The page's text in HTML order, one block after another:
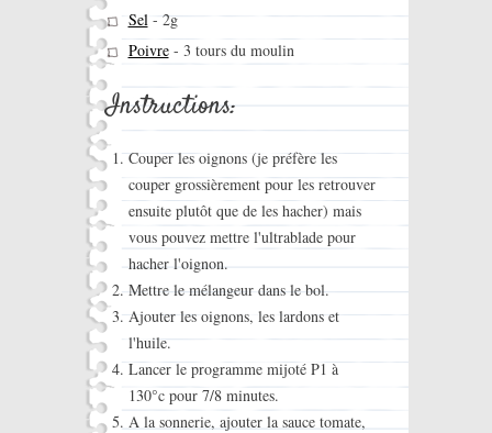
Sel- 2g
Poivre- 3 tours du moulin
Instructions:
Couper les oignons (je préfère les
couper grossièrement pour les retrouver
ensuite plutôt que de les hacher) mais
vous pouvez mettre l'ultrablade pour
hacher l'oignon.
Mettre le mélangeur dans le bol.
Ajouter les oignons, les lardons et
l'huile.
Lancer le programme mijoté P1 à
130°c pour 7/8 minutes.
A la sonnerie, ajouter la sauce tomate,